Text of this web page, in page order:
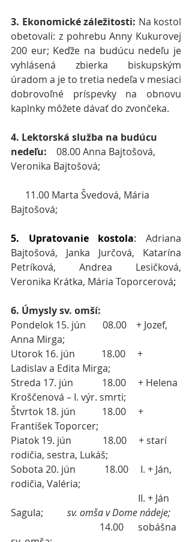
3. Ekonomické záležitosti: Na kostol
obetovali: z pohrebu Anny Kukurovej
200 eur; Keďže na budúcu nedeľu je
vyhlásená zbierka biskupským
úradom a je to tretia nedeľa v mesiaci
dobrovoľné príspevky na obnovu
kaplnky môžete dávať do zvončeka.
4. Lektorská služba na budúcu
nedeľu: 08.00 Anna Bajtošová,
Veronika Bajtošová;
      11.00 Marta Švedová, Mária
Bajtošová;
5. Upratovanie kostola: Adriana
Bajtošová, Janka Jurčová, Katarína
Petríková, Andrea Lesičková,
Veronika Krátka, Mária Toporcerová;
6. Úmysly sv. omší:
Pondelok 15. jún       08.00    + Jozef,
Anna Mirga;
Utorok 16. jún           18.00     +
Ladislav a Edita Mirga;
Streda 17. jún            18.00     + Helena
Kroščenová – I. výr. smrti;
Štvrtok 18. jún           18.00     +
František Toporcer;
Piatok 19. jún             18.00     + starí
rodičia, sestra, Lukáš;
Sobota 20. jún            18.00     I. + Ján,
rodičia, Valéria;
II. + Ján
Sagula; sv. omša v Dome nádeje;
14.00      sobášna